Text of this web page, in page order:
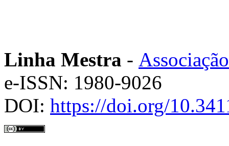
Linha Mestra -
e-ISSN: 1980-9026
DOI: https://doi.org/